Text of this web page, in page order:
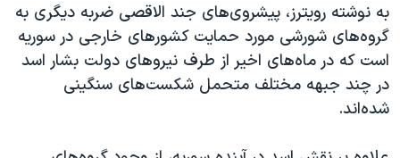
به نوشته رویترز، پیشروی‌های جند الاقصی ضربه دیگری به
گروه‌های شورشی مورد حمایت کشورهای خارجی در سوریه
است که در ماه‌های اخیر از طرف نیروهای دولت بشار اسد
در چند جبهه مختلف متحمل شکست‌های سنگینی
شده‌اند.